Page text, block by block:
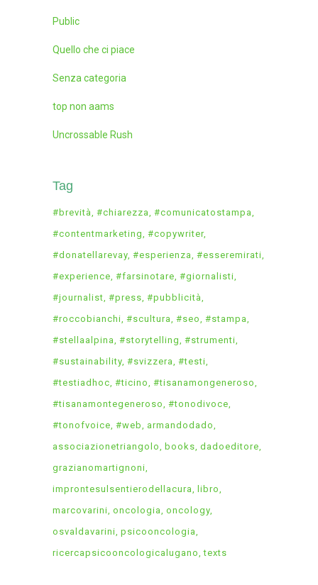
Public
Quello che ci piace
Senza categoria
top non aams
Uncrossable Rush
Tag
#brevità #chiarezza #comunicatostampa
#contentmarketing #copywriter
#donatellarevay #esperienza #esseremirati
#experience #farsinotare #giornalisti
#journalist #press #pubblicità
#roccobianchi #scultura #seo #stampa
#stellaalpina #storytelling #strumenti
#sustainability #svizzera #testi
#testiadhoc #ticino #tisanamongeneroso
#tisanamontegeneroso #tonodivoce
#tonofvoice #web
armandodado
associazionetriangolo
books dadoeditore
grazianomartignoni
improntesulsentierodellacura
libro
marcovarini oncologia oncology
osvaldavarini psicooncologia
ricercapsicooncologicalugano texts